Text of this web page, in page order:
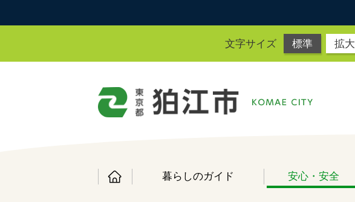
文字サイズ 標準 拡大
暮らしのガイド 安心・安全